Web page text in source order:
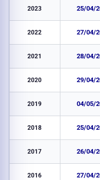
2023 25/04/
2022 27/04/
2021 28/04/
2020 29/04/
2019 04/05/
2018 25/04/
2017 26/04/
2016 27/04/